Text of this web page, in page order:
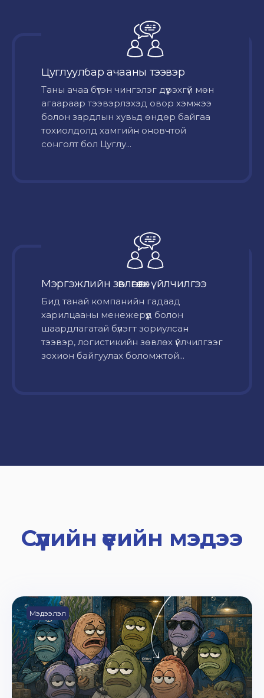
Цуглуулбар ачааны тээвэр
Таны ачаа бүтэн чингэлэг дүүрэхгүй мөн
агаараар тээвэрлэхэд овор хэмжээ
болон зардлын хувьд өндөр байгаа
тохиолдолд хамгийн оновчтой
сонголт бол Цуглу...
Мэргэжлийн зөвлөгөө өгөх үйлчилгээ
Бид танай компанийн гадаад
харилцааны менежерүүд болон
шаардлагатай бүлэгт зориулсан
тээвэр, логистикийн зөвлөх үйлчилгээг
зохион байгуулах боломжтой...
Сүүлийн үеийн мэдээ
Мэдээлэл